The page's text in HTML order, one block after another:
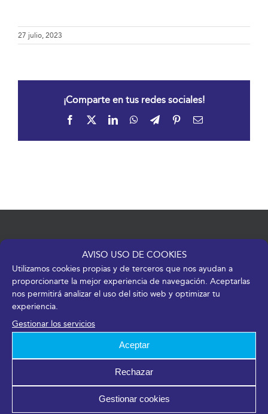
AVISO USO DE COOKIES
Utilizamos cookies propias y de terceros que nos ayudan a
proporcionarte la mejor experiencia de navegación. Aceptarlas
nos permitirá analizar el uso del sitio web y optimizar tu
experiencia.
Gestionar los servicios
Aceptar
Rechazar
Gestionar cookies
27 julio, 2023
¡Comparte en tus redes sociales!
Facebook LinkedInWhatsApp
TelegramPinterestCorreo
Av. de José Ortega y Gasset, 201 – 29006 Málaga
+34 952 045 500|